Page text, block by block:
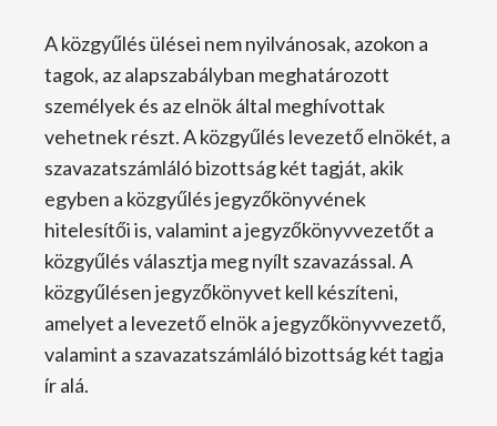
A közgyűlés ülései nem nyilvánosak, azokon a
tagok, az alapszabályban meghatározott
személyek és az elnök által meghívottak
vehetnek részt. A közgyűlés levezető elnökét, a
szavazatszámláló bizottság két tagját, akik
egyben a közgyűlés jegyzőkönyvének
hitelesítői is, valamint a jegyzőkönyvvezetőt a
közgyűlés választja meg nyílt szavazással. A
közgyűlésen jegyzőkönyvet kell készíteni,
amelyet a levezető elnök a jegyzőkönyvvezető,
valamint a szavazatszámláló bizottság két tagja
ír alá.